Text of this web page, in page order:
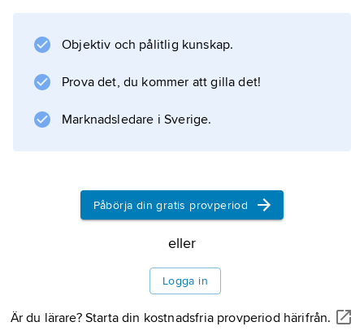
försörjningsändamål.
I vissa lägen, då det gäller angrepp eller hot
om angrepp mot statens säkerhet, förstärks
den till
självförsvar och repressalier, som anses vara
folkrättsligt legitima reaktioner, är flytande.
Objektiv och pålitlig kunskap.
Prova det, du kommer att gilla det!
Marknadsledare i Sverige.
Påbörja din gratis provperiod
eller
Logga in
Är du lärare? Starta din kostnadsfria provperiod härifrån.